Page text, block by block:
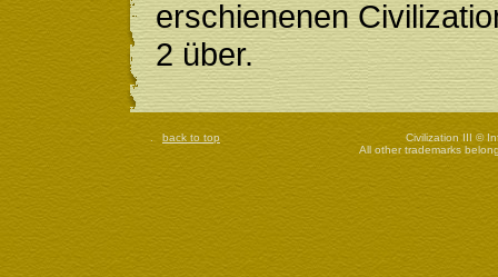
erschienenen
2 über.
back to top
Civilization III ©
All other trademarks